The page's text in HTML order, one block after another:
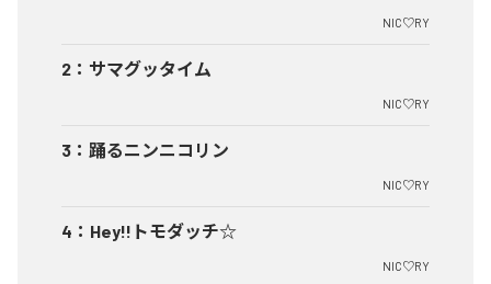
NIC♡RY
2 ： サマグッタイム
NIC♡RY
3 ： 踊るニンニコリン
NIC♡RY
4 ： Hey!!トモダッチ☆
NIC♡RY